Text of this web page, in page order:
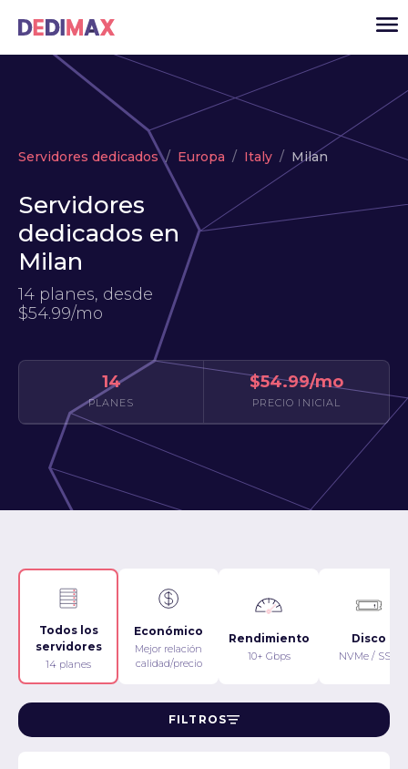
VPS
Servidores dedicados
Servidores dedicados Europa Italy Milan
Servidores
dedicados en
Milan
14 planes, desde
$54.99/mo
14
PLANES
$54.99/mo
PRECIO INICIAL
Todos los
servidores
14 planes
Económico
Mejor relación
calidad/precio
Rendimiento
10+ Gbps
Disco
NVMe / SSD
FILTROS